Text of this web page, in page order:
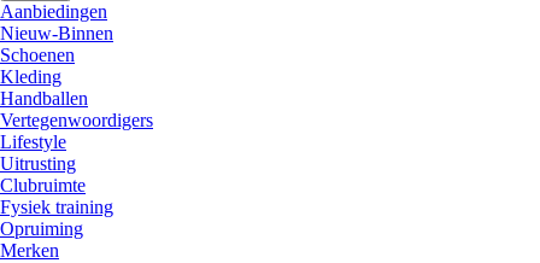
Aanbiedingen
Nieuw-Binnen
Schoenen
Kleding
Handballen
Vertegenwoordigers
Lifestyle
Uitrusting
Clubruimte
Fysiek training
Opruiming
Merken